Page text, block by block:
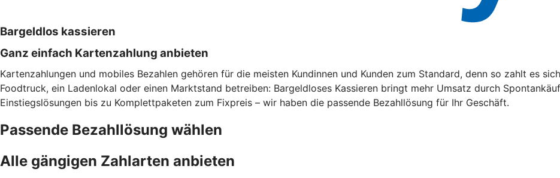
Bargeldlos kassieren
Ganz einfach Kartenzahlung anbieten
Kartenzahlungen und mobiles Bezahlen gehören für die meisten Kundinnen und Kunden zum Standard, denn so zahlt es
Foodtruck, ein Ladenlokal oder einen Marktstand betreiben: Bargeldloses Kassieren bringt mehr Umsatz durch
Einstiegslösungen bis zu Komplettpaketen zum Fixpreis – wir haben die passende Bezahllösung für Ihr Geschäft.
Passende Bezahllösung wählen
Alle gängigen Zahlarten anbieten